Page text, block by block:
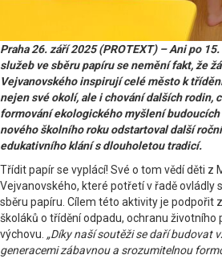
Praha 26. září 2025 (PROTEXT) – Ani po
služeb ve sběru papíru se nemění fakt, že
Vejvanovského inspirují celé město k
nejen své okolí, ale i chování dalších rodin,
formování ekologického myšlení budoucích
nového školního roku odstartoval další
edukativního klání s dlouholetou tradicí.
Třídit papír se vyplácí! Své o tom vědí děti z
Vejvanovského, které potřetí v řadě ovládly
sběru papíru. Cílem této aktivity je podpořit
školáků o třídění odpadu, ochranu
výchovu. „Díky naší soutěži se daří budovat
generacemi zábavnou a srozumitelnou